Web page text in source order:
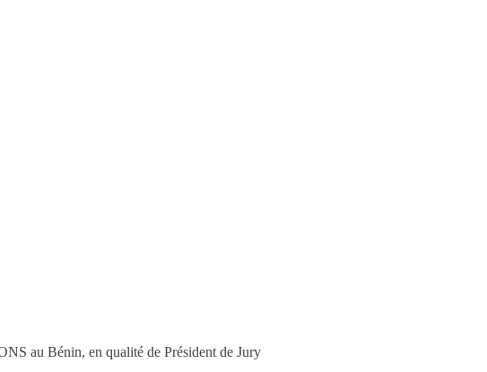
au Bénin, en qualité de Président de Jury